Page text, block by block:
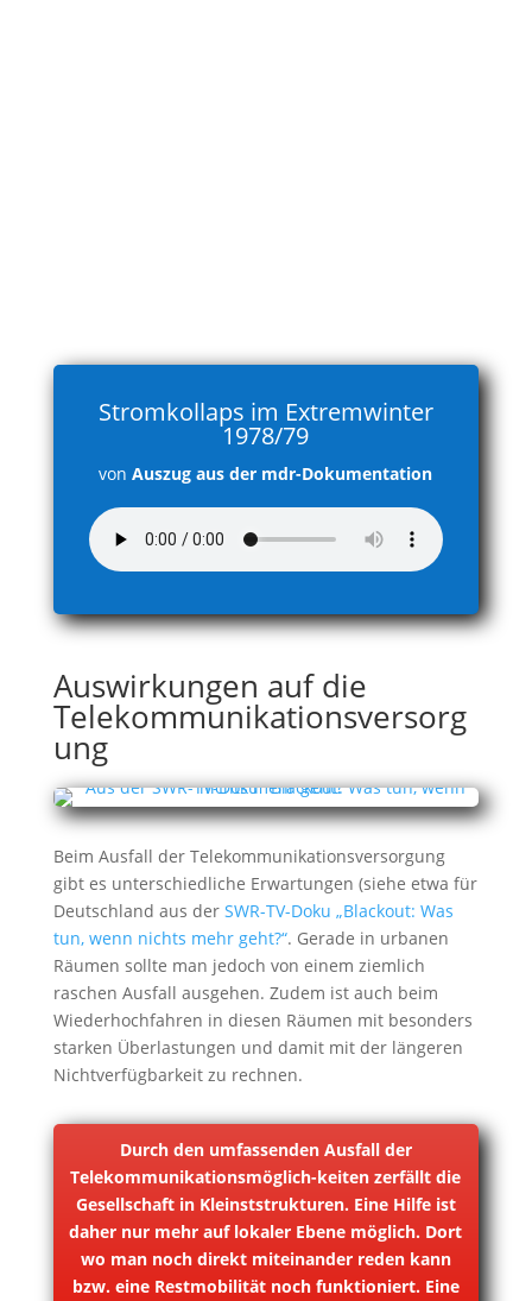
Stromkollaps im Extremwinter
1978/79
vonAuszug aus der mdr-Dokumentation
Auswirkungen auf die
Telekommunikationsversorg
ung
Beim Ausfall der Telekommunikationsversorgung
gibt es unterschiedliche Erwartungen (siehe etwa für
Deutschland aus der SWR-TV-Doku „Blackout: Was
tun, wenn nichts mehr geht?“. Gerade in urbanen
Räumen sollte man jedoch von einem ziemlich
raschen Ausfall ausgehen. Zudem ist auch beim
Wiederhochfahren in diesen Räumen mit besonders
starken Überlastungen und damit mit der längeren
Nichtverfügbarkeit zu rechnen.
Durch den umfassenden Ausfall der
Telekommunikationsmöglich-keiten zerfällt die
Gesellschaft in Kleinststrukturen. Eine Hilfe ist
daher nur mehr auf lokaler Ebene möglich. Dort
wo man noch direkt miteinander reden kann
bzw. eine Restmobilität noch funktioniert. Eine